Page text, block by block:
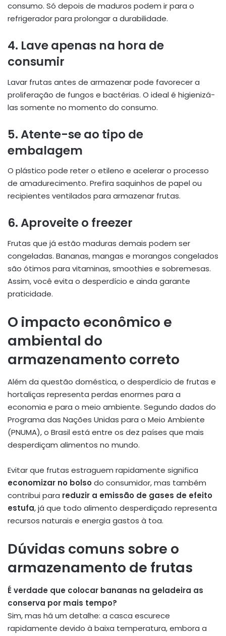
consumo. Só depois de maduros podem ir para o
refrigerador para prolongar a durabilidade.
4. Lave apenas na hora de
consumir
Lavar frutas antes de armazenar pode favorecer a
proliferação de fungos e bactérias. O ideal é higienizá-
las somente no momento do consumo.
5. Atente-se ao tipo de
embalagem
O plástico pode reter o etileno e acelerar o processo
de amadurecimento. Prefira saquinhos de papel ou
recipientes ventilados para armazenar frutas.
6. Aproveite o freezer
Frutas que já estão maduras demais podem ser
congeladas. Bananas, mangas e morangos congelados
são ótimos para vitaminas, smoothies e sobremesas.
Assim, você evita o desperdício e ainda garante
praticidade.
O impacto econômico e
ambiental do
armazenamento correto
Além da questão doméstica, o desperdício de frutas e
hortaliças representa perdas enormes para a
economia e para o meio ambiente. Segundo dados do
Programa das Nações Unidas para o Meio Ambiente
(PNUMA), o Brasil está entre os dez países que mais
desperdiçam alimentos no mundo.
Evitar que frutas estraguem rapidamente significa
economizar no bolso do consumidor, mas também
contribui para reduzir a emissão de gases de efeito
estufa, já que todo alimento desperdiçado representa
recursos naturais e energia gastos à toa.
Dúvidas comuns sobre o
armazenamento de frutas
É verdade que colocar bananas na geladeira as
conserva por mais tempo?
Sim, mas há um detalhe: a casca escurece
rapidamente devido à baixa temperatura, embora a